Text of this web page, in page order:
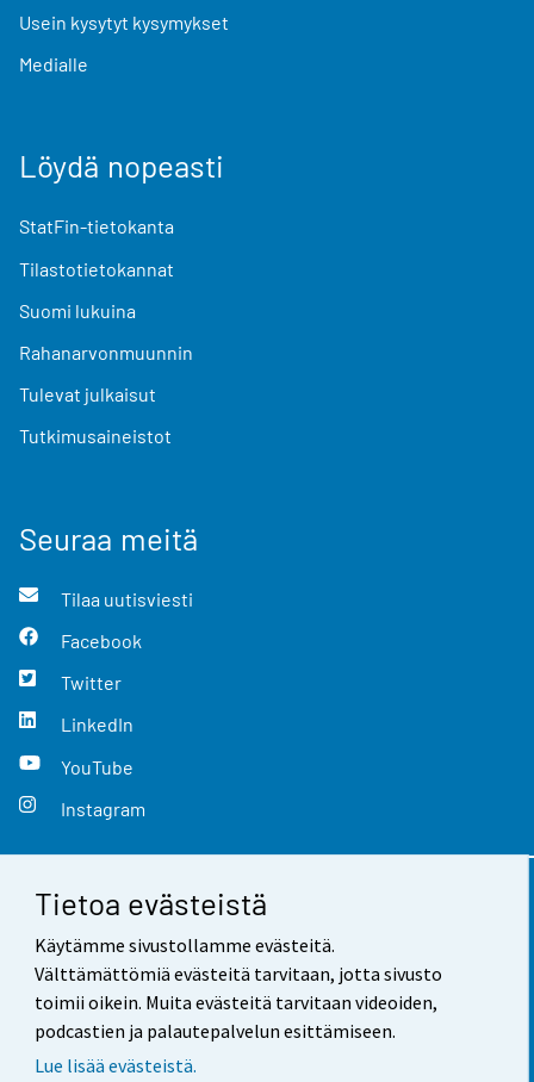
Tietoa evästeistä
Käytämme sivustollamme evästeitä.
Välttämättömiä evästeitä tarvitaan, jotta sivusto
toimii oikein. Muita evästeitä tarvitaan videoiden,
podcastien ja palautepalvelun esittämiseen.
Lue lisää evästeistä.
Usein kysytyt kysymykset
Medialle
Löydä nopeasti
StatFin-tietokanta
Tilastotietokannat
Suomi lukuina
Rahanarvonmuunnin
Tulevat julkaisut
Tutkimusaineistot
Seuraa meitä
Tilaa uutisviesti
Facebook
Twitter
LinkedIn
YouTube
Instagram
Yhteystiedot
Palaute
Käyttöehdot